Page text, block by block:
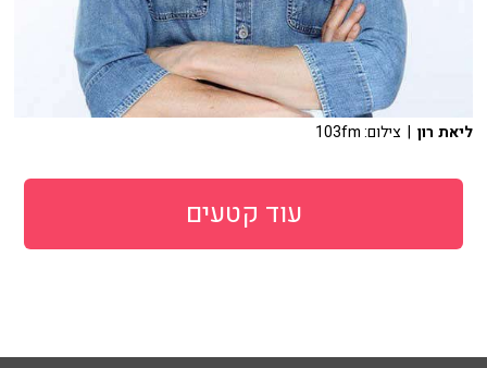
ליאת רון | צילום: 103fm
עוד קטעים